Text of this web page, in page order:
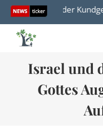
Skip
content
Stawski bei der
Videos
Bücher
Israel und
Gottes